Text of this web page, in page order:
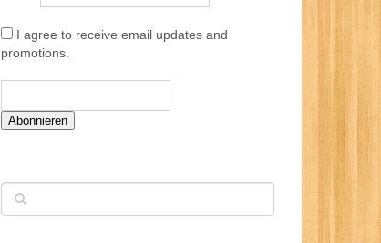
I agree to receive email updates and
promotions.
Abonnieren